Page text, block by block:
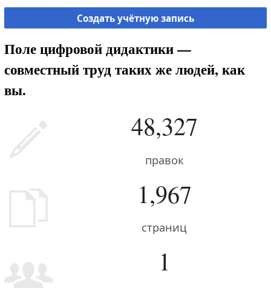
Создать учётную запись
Поле цифровой дидактики —
совместный труд таких же людей, как
вы.
48,327
правок
1,967
страниц
1